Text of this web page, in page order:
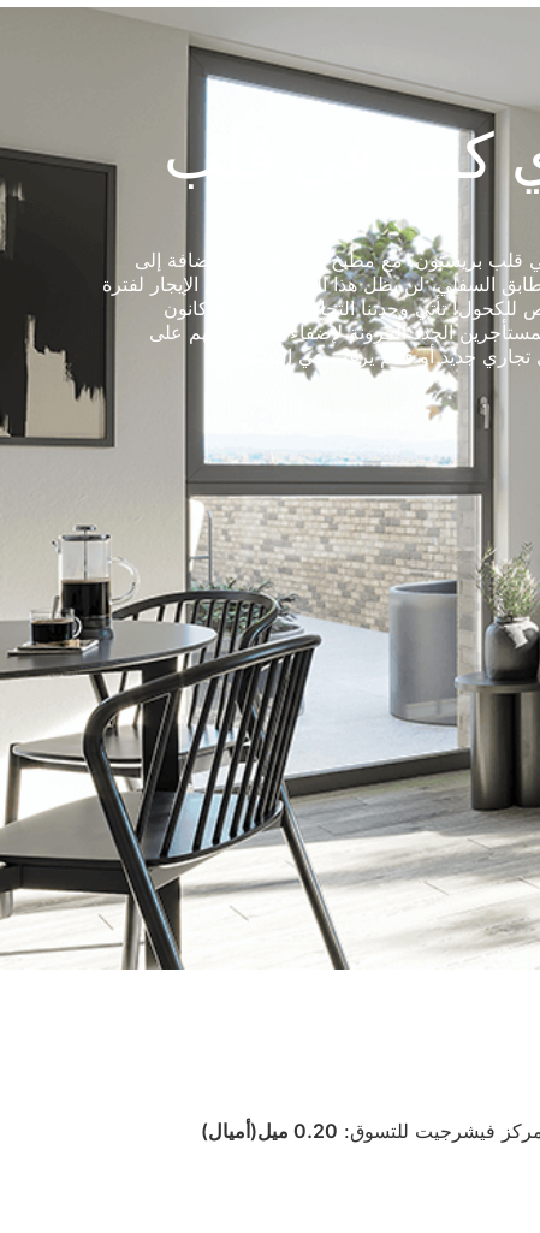
كبير في قلب
قلب بريستون. مع مطبخ في الخلف، بالإضافة إلى
السفلي، لن يظل هذا العقار في سوق الإيجار لفترة
تأتي وحدتنا التجارية في شارع كانون
الجدد المرونة لإضفاء طابع خيالهم على
تجاري جديد أو قائم يرغب في التوسع.
فيشرجيت للتسوق: 0.20 ميل(أميال)